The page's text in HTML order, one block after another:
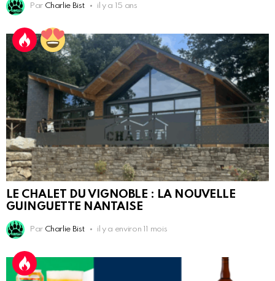
Par Charlie Bist il y a 15 ans
LE CHALET DU VIGNOBLE : LA NOUVELLE
GUINGUETTE NANTAISE
Par Charlie Bist il y a environ 11 mois